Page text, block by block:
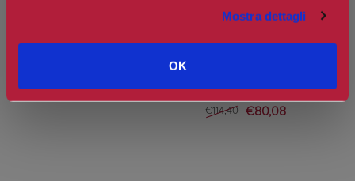
Mostra dettagli
OK
-30%
COFANETTO RITUALE EXTRA-
€114,40 €80,08